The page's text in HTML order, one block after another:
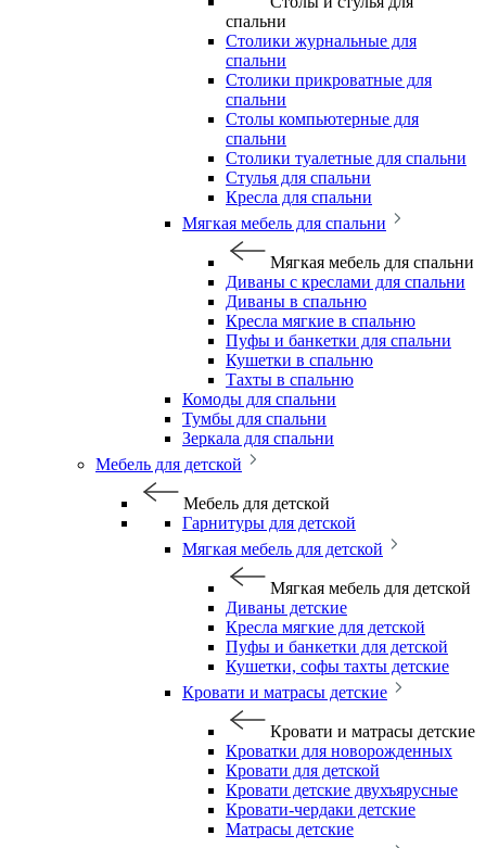
спальни
Столики журнальные для
спальни
Столики прикроватные для
спальни
Столы компьютерные для
спальни
Столики туалетные для спальни
Стулья для спальни
Кресла для спальни
Мягкая мебель для спальни
Мягкая мебель для спальни
Диваны с креслами для спальни
Диваны в спальню
Кресла мягкие в спальню
Пуфы и банкетки для спальни
Кушетки в спальню
Тахты в спальню
Комоды для спальни
Тумбы для спальни
Зеркала для спальни
Мебель для детской
Мебель для детской
Гарнитуры для детской
Мягкая мебель для детской
Мягкая мебель для детской
Диваны детские
Кресла мягкие для детской
Пуфы и банкетки для детской
Кушетки, софы тахты детские
Кровати и матрасы детские
Кровати и матрасы детские
Кроватки для новорожденных
Кровати для детской
Кровати детские двухъярусные
Кровати-чердаки детские
Матрасы детские